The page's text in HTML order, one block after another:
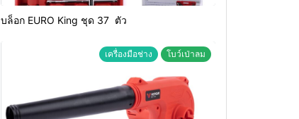
บล็อก EURO King ชุด 37 ตัว
เครื่องมือช่าง โบว์เป่าลม